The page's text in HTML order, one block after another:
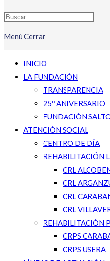
Menú Cerrar
INICIO
LA FUNDACIÓN
TRANSPARENCIA
25º ANIVERSARIO
FUNDACIÓN SALTO
ATENCIÓN SOCIAL
CENTRO DE DÍA
REHABILITACIÓN
CRL
CRL
CRL
CRL
REHABILITACIÓN
CRPS
CRPS USERA